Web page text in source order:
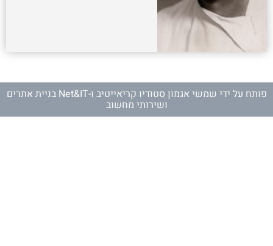
פותח על ידי שמשי אגמון סטודיו קריאייטיב ו- Net&IT בניית אתרים
ושירותי מחשוב